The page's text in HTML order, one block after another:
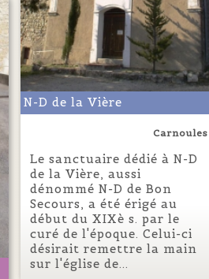
N-D de la Vière
Carnoules
Le sanctuaire dédié à N-D
de la Vière, aussi
dénommé N-D de Bon
Secours, a été érigé au
début du XIXè s. par le
curé de l'époque. Celui-ci
désirait remettre la main
sur l'église de...